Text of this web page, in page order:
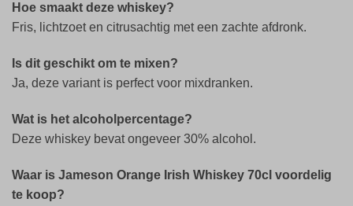
Hoe smaakt deze whiskey?
Fris, lichtzoet en citrusachtig met een zachte afdronk.
Is dit geschikt om te mixen?
Ja, deze variant is perfect voor mixdranken.
Wat is het alcoholpercentage?
Deze whiskey bevat ongeveer 30% alcohol.
Waar is Jameson Orange Irish Whiskey 70cl voordelig
te koop?